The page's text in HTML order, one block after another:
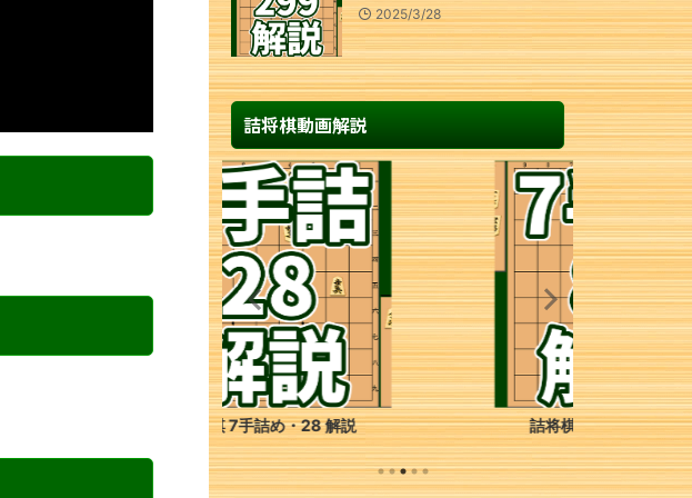
2025/3/28
詰将棋動画解説
詰将棋 7手詰め・86 解説 詰